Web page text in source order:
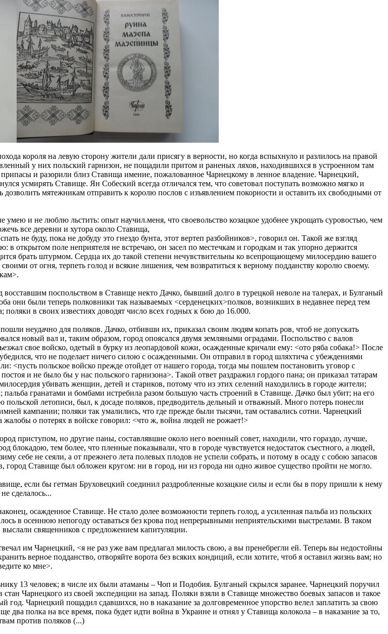
короля на левую сторону жители дали присягу в верности, но когда вспыхнуло и разлилось на правой
у них польский гарнизон, не пощадили притом и раненых ляхов, находившихся в устроенном там
припасы и разорили близ Ставища имение, пожалованное Чарнецкому в ленное владение. Чарнецкий,
усмирять Ставище. Ян Собеский всегда отличался тем, что советовал поступать возможно мягко и
мятежникам отправить к королю послов с изъявлением покорности и оставить их свободными от
умею и не люблю льстить: опыт научил.меня, что своевольство козацкое удобнее укрощать суровостью, чем
все деревни и хутора около Ставища,
не буду, пока не добуду это гнездо бунта, этот вертеп разбойников>, говорил он. Такой же взгляд
в открытом поле неприятеля не встречаю, он засел по местечкам и городкам и так упорно держится
брать штурмом. Сердца их до такой степени нечувствительны ко всепрощающему милосердию вашего
от огня, терпеть голод и всякие лишения, чем возвратиться к верному подданству королю своему.
восставшим поспольством в Ставище некто Дачко, бывший долго в турецкой неволе на талерах, и Булганый
они были теперь полковники так называемых <серденецких>полков, возникших в недавнее перед тем
поляки в своих известиях доводят число всех годных к бою до 16.000.
неудачно для поляков. Дачко, отбивши их, приказал своим людям копать ров, чтоб не допускать
новый вал и, таким образом, город опоясался двумя земляными оградами. Поспольство с валов
свое войско, одетый в бурку из леопардовой кожи, осажденные кричали ему: <ото ряба собака!> После
что не поделает ничего силою с осажденными. Он отправил в город шляхтича с убеждениями
<пусть польское войско прежде отойдет от нашего города, тогда мы пошлем постановить уговор с
и не было бы у нас польского гарнизона>. Такой ответ раздражил гордого пана; он приказал татарам
убивать женщин, детей и стариков, потому что из этих селений находились в городе жители;
гранатами и бомбами истребила разом большую часть строений в Ставище. Дачко был убит; на его
летописи, был, к досаде поляков, предводитель дельный и отважный. Много потерь понесли
кампании; поляки так умалились, что где прежде были тысячи, там оставались сотни. Чарнецкий
о потерях в войске говорил: <что ж, война людей не рожает!>
приступом, но другие паны, составлявшие около него военный совет, находили, что гораздо, лучше,
блокадою, тем более, что пленные показывали, что в городе чувствуется недостаток съестного, а людей,
себе не сеяли, а от прежнего лета полевых плодов не успели собрать, и потому в осаду с собою запасов
город Ставище был обложен кругом: ни в город, ни из города ни одно живое существо пройти не могло.
если бы гетман Бруховецкий соединил раздробленные козацкие силы и если бы в пору пришли к нему
сделалось...
осажденное Ставище. Не стало долее возможности терпеть голод, а усиленная пальба из польских
в осеннюю непогоду оставаться без крова под непрерывными неприятельскими выстрелами. В таком
священников с предложением капитуляции.
им Чарнецкий, <я не раз уже вам предлагал милость свою, а вы пренебрегли ей. Теперь вы недостойны
верное подданство, отворяйте ворота без всяких кондиций, если хотите, чтоб я оставил жизнь вам; но
ко мне>.
13 человек; в числе их были атаманы – Чоп и Подобия. Булганый скрылся заранее. Чарнецкий поручил
Чарнецкого из своей экспедиции на запад. Поляки взяли в Ставище множество боевых запасов и такое
год. Чарнецкий пощадил сдавшихся, но в наказание за долговременное упорство велел заплатить за свою
два полка на все время, пока будет идти война в Украине и отнял у Ставища колокола – в наказание за то,
против поляков (...)